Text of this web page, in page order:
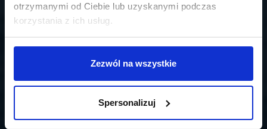
otrzymanymi od Ciebie lub uzyskanymi podczas
korzystania z ich usług.
Zezwól na wszystkie
Spersonalizuj